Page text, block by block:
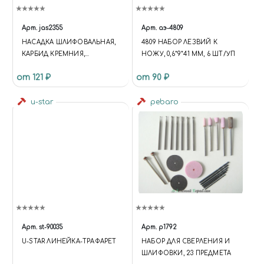
Арт. jas2355
НАСАДКА ШЛИФОВАЛЬНАЯ,
КАРБИД КРЕМНИЯ,
БЛИСТЕРЕ, 3 ШТ.
от 121 ₽
Арт. аэ-4809
4809 НАБОР ЛЕЗВИЙ К
НОЖУ, 0,6*9*41 ММ, 6 ШТ/УП
от 90 ₽
u-star
Арт. st-90035
U-STAR ЛИНЕЙКА-ТРАФАРЕТ
pebaro
Арт. p1792
НАБОР ДЛЯ СВЕРЛЕНИЯ И
ШЛИФОВКИ, 23 ПРЕДМЕТА